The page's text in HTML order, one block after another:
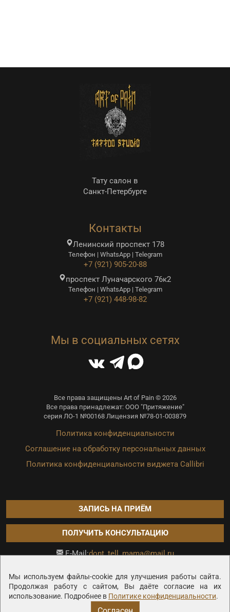
Мы используем файлы-cookie для улучшения работы сайта.
Продолжая работу с сайтом, Вы даёте согласие на их
использование. Подробнее в Политике конфиденциальности.
Тату салон в
Санкт-Петербурге
Контакты
Ленинский проспект 178
Телефон | WhatsApp | Telegram
+7 (921) 905-20-88
проспект Луначарского 76к2
Телефон | WhatsApp | Telegram
+7 (921) 448-98-82
Мы в социальных сетях
Все права защищены Art of Pain © 2026
Все права принадлежат: ООО "Притяжение"
серия ЛО-1 №00168 Лицензия №78-01-003879
Политика конфиденциальности
Соглашение на обработку персональных данных
Политика конфиденциальности виджета Callibri
ЗАПИСЬ НА ПРИЁМ
ПОЛУЧИТЬ КОНСУЛЬТАЦИЮ
E-Mail:dont_tell_mama@mail.ru